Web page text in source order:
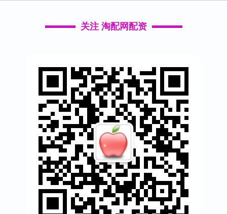
关注 淘配网配资